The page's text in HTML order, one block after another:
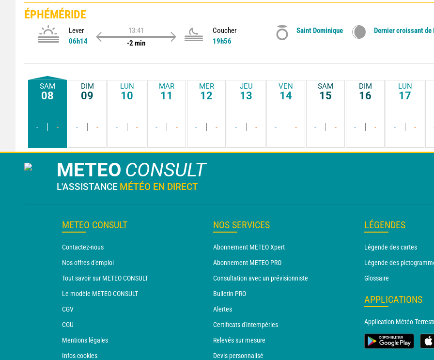
ÉPHÉMÉRIDE
Lever
06h14
13:41
-2 min
Coucher
19h56
Saint Dominique Dernier croissant de
SAM
08
- -
DIM
09
- -
LUN
10
- -
MAR
11
- -
MER
12
- -
JEU
13
- -
VEN
14
- -
SAM
15
- -
DIM
16
- -
LUN
17
- -
METEO CONSULT
L'ASSISTANCE MÉTÉO EN DIRECT
METEO CONSULT
Contactez-nous
Nos offres d'emploi
Tout savoir sur METEO CONSULT
Le modèle METEO CONSULT
CGV
CGU
Mentions légales
Infos cookies
NOS SERVICES
Abonnement METEO Xpert
Abonnement METEO PRO
Consultation avec un prévisionniste
Bulletin PRO
Alertes
Certificats d'intempéries
Relevés sur mesure
Devis personnalisé
LÉGENDES
Légende des cartes
Légende des
Glossaire
APPLICATIONS
Application Météo